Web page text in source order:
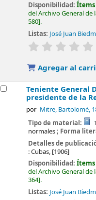
Disponibilidad:Ítems
del Archivo General de
580 .
Listas: José Juan
valoración
Agregar al
Teniente General
presidente de la
por Mitre, Bartolomé,
Tipo de material:
normales; Forma
Detalles de
:Cubas, [1906]
Disponibilidad:Ítems
del Archivo General de
364 .
Listas: José Juan